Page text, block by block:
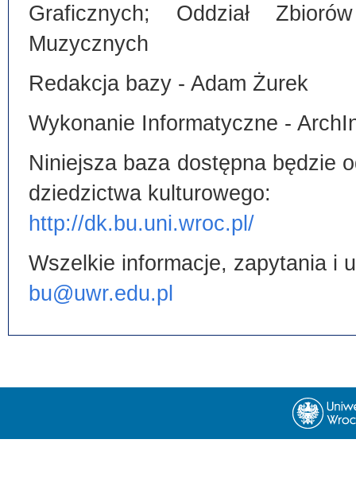
Graficznych; Oddział
Muzycznych
Redakcja bazy - Adam Żurek
Wykonanie Informatyczne -
Niniejsza baza dostępna będzie
dziedzictwa kulturowego:
http://dk.bu.uni.wroc.pl/
Wszelkie informacje, zapytania i
bu@uwr.edu.pl